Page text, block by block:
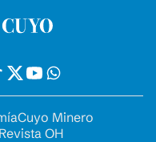
Cuyo Minero
OH